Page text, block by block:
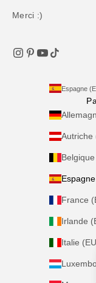
Merci :)
Espagne
Autriche
France
Irlande
Italie